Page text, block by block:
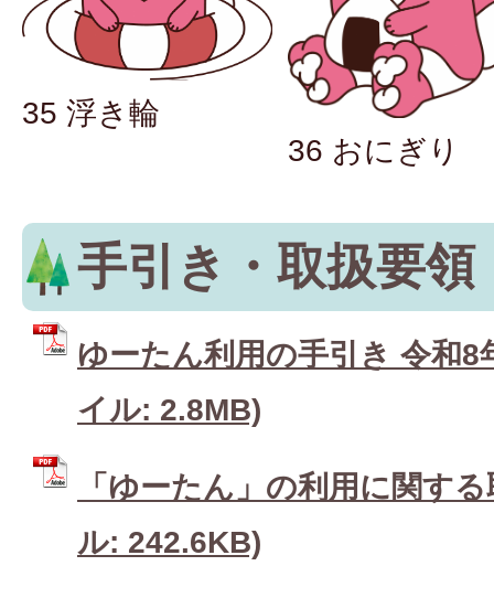
35 浮き輪
36 おにぎり
手引き・取扱要領
ゆーたん利用の手引き 令和8
イル: 2.8MB)
「ゆーたん」の利用に関す
ル: 242.6KB)